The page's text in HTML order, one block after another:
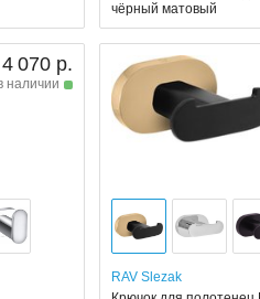
чёрный матовый
4 070 р.
наличии
RAV Slezak